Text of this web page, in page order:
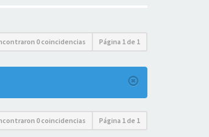
0 coincidencias Página 1 de 1
0 coincidencias Página 1 de 1